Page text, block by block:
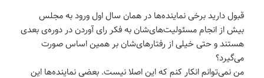
قبول دارید برخی نماینده‌ها در همان سال اول ورود به مجلس
بیش از انجام مسئولیت‌های‌شان به فکر رای آوردن در دوره‌ی بعدی
هستند و حتی خیلی از رفتارهای‌شان بر همین اساس صورت
می‌گیرد؟
من نمی‌توانم انکار کنم که این اصلا نیست‌. بعضی نماینده‌ها این